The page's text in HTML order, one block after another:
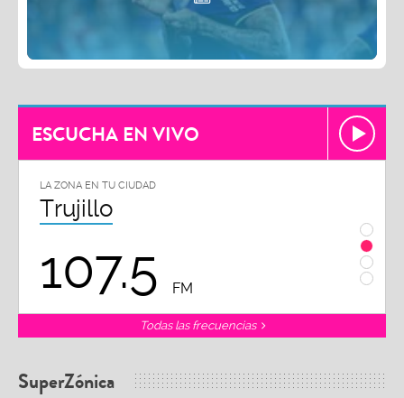
ESCUCHA EN VIVO
LA ZONA EN TU CIUDAD
Trujillo
107.5 FM
Todas las frecuencias
SuperZónica